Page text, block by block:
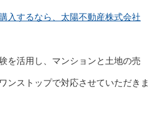
入するなら、太陽不動産株式会社
を活用し、マンションと土地の売
ンストップで対応させていただきま